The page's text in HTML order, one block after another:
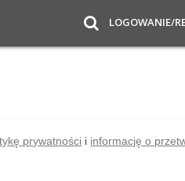
LOGOWANIE/
prywatności i informację o